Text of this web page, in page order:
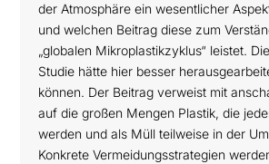
der Atmosphäre ein wesentlicher
und welchen Beitrag diese zum
„globalen Mikroplastikzyklus“ leistet.
Studie hätte hier besser
können. Der Beitrag verweist mit
auf die großen Mengen Plastik, die
werden und als Müll teilweise in der
Konkrete Vermeidungsstrategien